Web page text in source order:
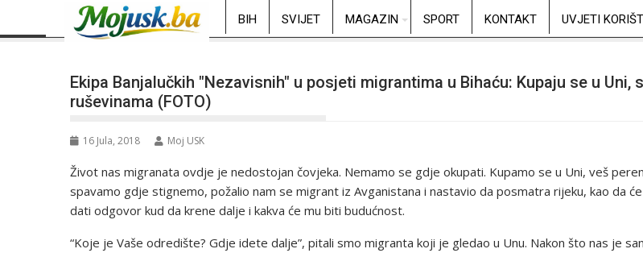
BIH SVIJET MAGAZIN SPORT KONTAKT UVJETI
Ekipa Banjalučkih "Nezavisnih" u posjeti migrantima u Bihaću: Kupaju se u Uni,
ruševinama (FOTO)
16 Jula, 2018 Moj USK
Život nas migranata ovdje je nedostojan čovjeka. Nemamo se gdje okupati. Kupamo se u Uni, veš
spavamo gdje stignemo, požalio nam se migrant iz Avganistana i nastavio da posmatra rijeku, kao da
dati odgovor kud da krene dalje i kakva će mu biti budućnost.
“Koje je Vaše odredište? Gdje idete dalje”, pitali smo migranta koji je gledao u Unu. Nakon što nas je